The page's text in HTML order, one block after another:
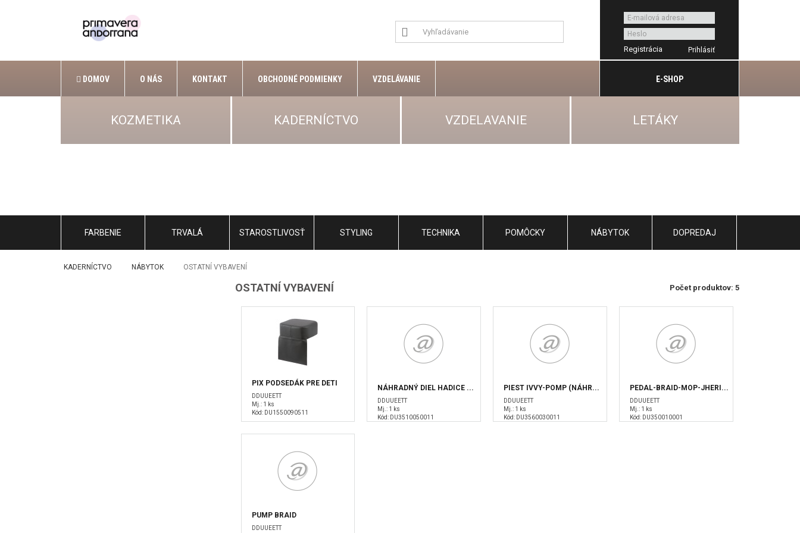
Registrácia
DOMOV O NÁS KONTAKT OBCHODNÉ PODMIENKY VZDELÁVANIE E-SHOP
KOZMETIKA KADERNÍCTVO VZDELAVANIE LETÁKY
FARBENIE TRVALÁ STAROSTLIVOSŤ STYLING TECHNIKA POMÔCKY NÁBYTOK DOPREDAJ
KADERNÍCTVO NÁBYTOK OSTATNÍ VYBAVENÍ
OSTATNÍ VYBAVENÍ Počet produktov: 5
PIX PODSEDÁK PRE DETI
DDUUEETT
Mj.: 1 ks
Kód: DU1550090511
NÁHRADNÝ DIEL HADICE ...
DDUUEETT
Mj.: 1 ks
Kód: DU3510050011
PIEST IVVY-POMP (NÁHR...
DDUUEETT
Mj.: 1 ks
Kód: DU3560030011
PEDAL-BRAID-MOP-JHERI...
DDUUEETT
Mj.: 1 ks
Kód: DU350010001
PUMP BRAID
DDUUEETT